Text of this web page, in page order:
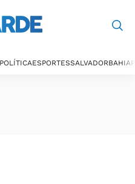
POLÍTICAESPORTESSALVADORBAHIA